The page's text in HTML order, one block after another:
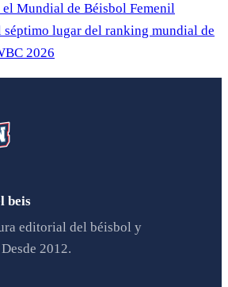
Mundial de Béisbol Femenil
lugar del ranking mundial de
2026
beis
editorial del béisbol y
2012.